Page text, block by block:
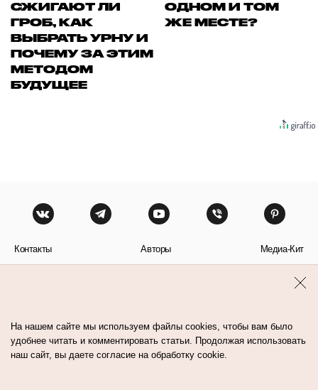
СЖИГАЮТ ЛИ
ГРОБ, КАК
ВЫБРАТЬ УРНУ И
ПОЧЕМУ ЗА ЭТИМ
МЕТОДОМ
БУДУЩЕЕ
ОДНОМ И ТОМ
ЖЕ МЕСТЕ?
Контакты Авторы Медиа-Кит
На нашем сайте мы используем файлы cookies, чтобы вам было
удобнее читать и комментировать статьи. Продолжая использовать
наш сайт, вы даете согласие на обработку cookie.